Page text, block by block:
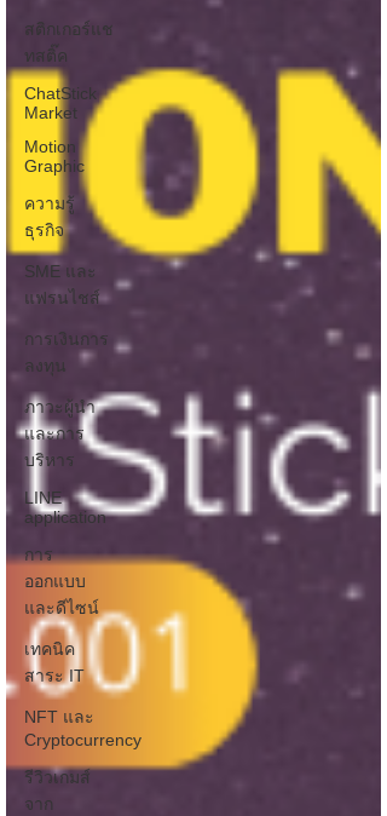
สติกเกอร์แช
ทสติ๊ค
ChatStick
Market
Motion
Graphic
ความรู้
ธุรกิจ
SME และ
แฟรนไชส์
การเงินการ
ลงทุน
ภาวะผู้นำ
และการ
บริหาร
LINE
application
การ
ออกแบบ
และดีไซน์
เทคนิค
สาระ IT
NFT และ
Cryptocurrency
รีวิวเกมส์
จาก